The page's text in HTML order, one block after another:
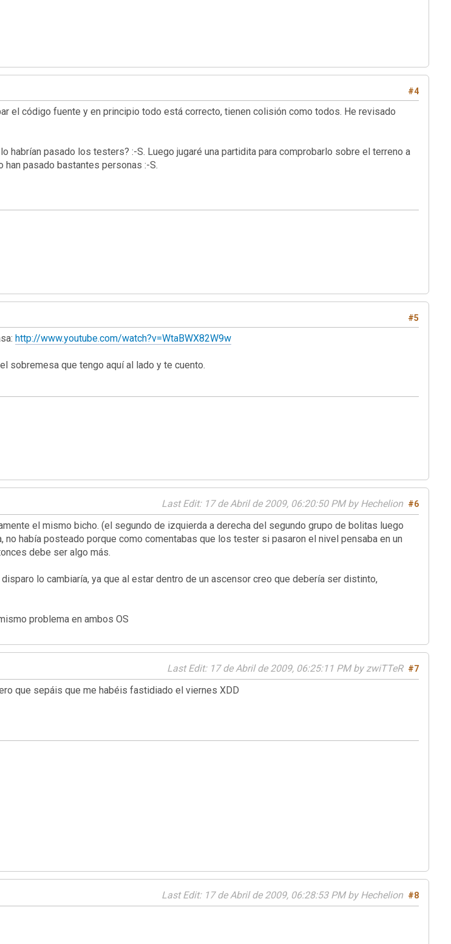
#4
el código fuente y en principio todo está correcto, tienen colisión como todos. He revisado
habrían pasado los testers? :-S. Luego jugaré una partidita para comprobarlo sobre el terreno a
han pasado bastantes personas :-S.
#5
http://www.youtube.com/watch?v=WtaBWX82W9w
sobremesa que tengo aquí al lado y te cuento.
#6
Last Edit: 17 de Abril de 2009, 06:20:50 PM by Hechelion
el mismo bicho. (el segundo de izquierda a derecha del segundo grupo de bolitas luego
había posteado porque como comentabas que los tester si pasaron el nivel pensaba en un
debe ser algo más.
lo cambiaría, ya que al estar dentro de un ascensor creo que debería ser distinto,
problema en ambos OS
#7
Last Edit: 17 de Abril de 2009, 06:25:11 PM by zwiTTeR
que sepáis que me habéis fastidiado el viernes XDD
#8
Last Edit: 17 de Abril de 2009, 06:28:53 PM by Hechelion